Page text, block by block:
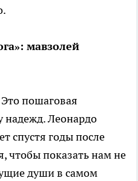
мавзолей
пошаговая
надежд. Леонардо
спустя годы после
чтобы показать нам не
души в самом